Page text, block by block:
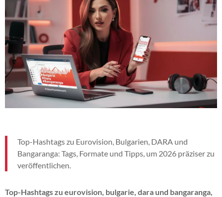
Top-Hashtags zu Eurovision, Bulgarien, DARA und
Bangaranga: Tags, Formate und Tipps, um 2026 präziser zu
veröffentlichen.
Top-Hashtags zu eurovision, bulgarie, dara und bangaranga,